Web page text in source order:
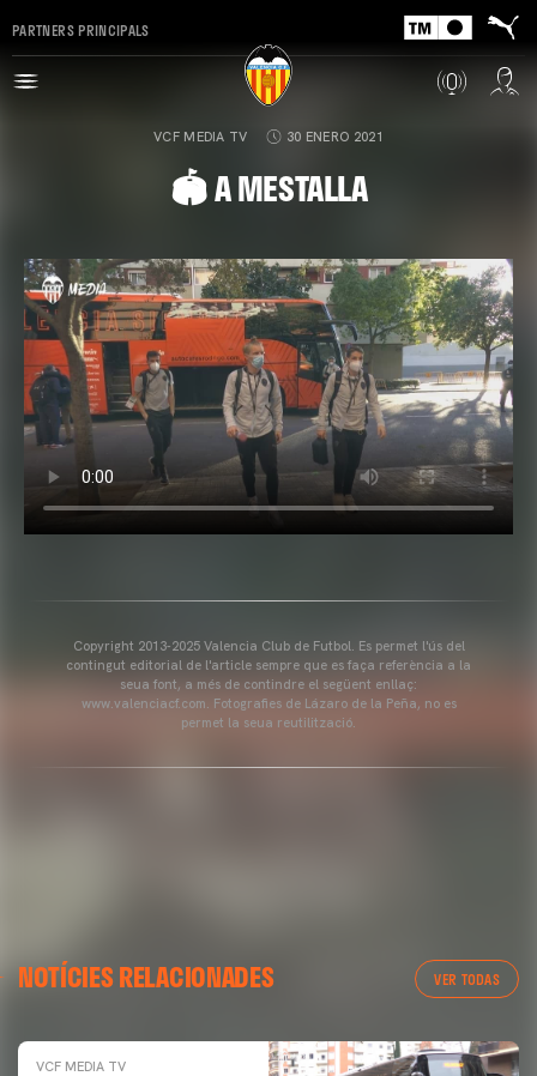
PARTNERS PRINCIPALS
VCF MEDIA TV 30 ENERO 2021
🏟️ A MESTALLA
Copyright 2013-2025 Valencia Club de Futbol. Es permet l'ús del
contingut editorial de l'article sempre que es faça referència a la
seua font, a més de contindre el següent enllaç:
www.valenciacf.com. Fotografies de Lázaro de la Peña, no es
permet la seua reutilització.
NOTÍCIES RELACIONADES VER TODAS
VCF MEDIA TV